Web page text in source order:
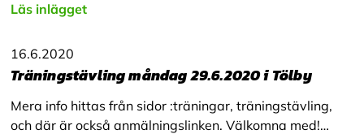
Läs inlägget
16.6.2020
Träningstävling måndag 29.6.2020 i Tölby
Mera info hittas från sidor :träningar, träningstävling,
och där är också anmälningslinken. Välkomna med!…